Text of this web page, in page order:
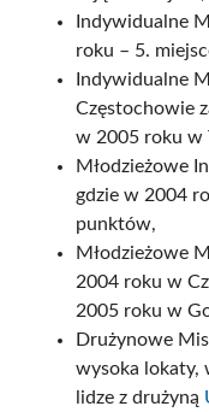
Indywidualne
roku – 5.
Indywidualne
Częstochowie
w 2005 roku w
Młodzieżowe
gdzie w 2004
punktów,
Młodzieżowe
2004 roku w
2005 roku w
Drużynowe
wysoka lokaty,
lidze z drużyną